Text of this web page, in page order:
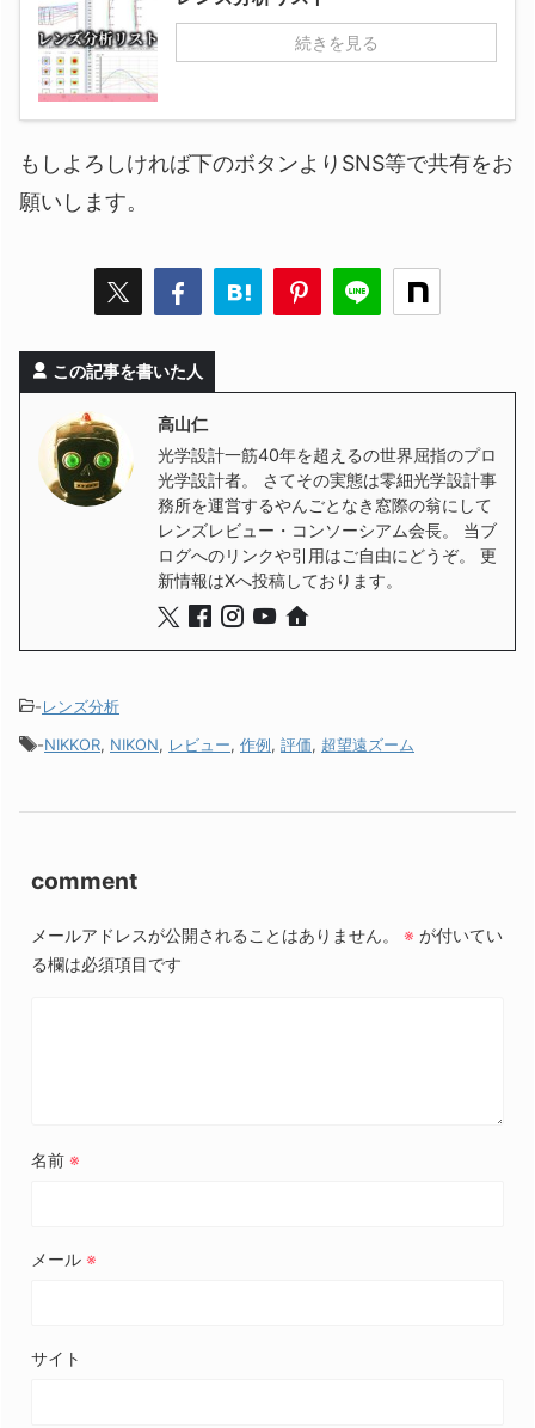
続きを見る
もしよろしければ下のボタンよりSNS等で共有をお
願いします。
この記事を書いた人
高山仁
光学設計一筋40年を超えるの世界屈指のプロ
光学設計者。 さてその実態は零細光学設計事
務所を運営するやんごとなき窓際の翁にして
レンズレビュー・コンソーシアム会長。 当ブ
ログへのリンクや引用はご自由にどうぞ。 更
新情報はXへ投稿しております。
-レンズ分析
-NIKKOR, NIKON, レビュー, 作例, 評価, 超望遠ズーム
comment
メールアドレスが公開されることはありません。 ※ が付いてい
る欄は必須項目です
名前 ※
メール ※
サイト